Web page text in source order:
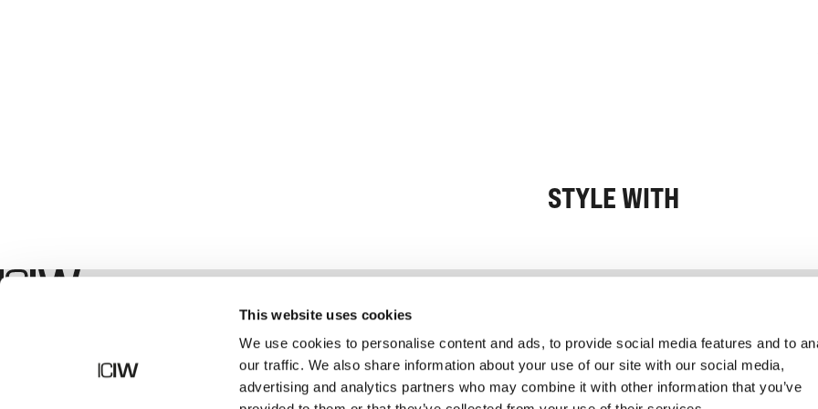
This website uses cookies
We use cookies to personalise content and ads, to provide social media features and to
our traffic. We also share information about your use of our site with our social media,
advertising and analytics partners who may combine it with other information that you’ve
STYLE WITH